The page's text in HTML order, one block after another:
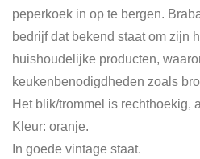
peperkoek in op te bergen.
bedrijf dat bekend staat om zijn
huishoudelijke producten,
keukenbenodigdheden zoals
Het blik/trommel is rechthoekig,
Kleur: oranje.
In goede vintage staat.